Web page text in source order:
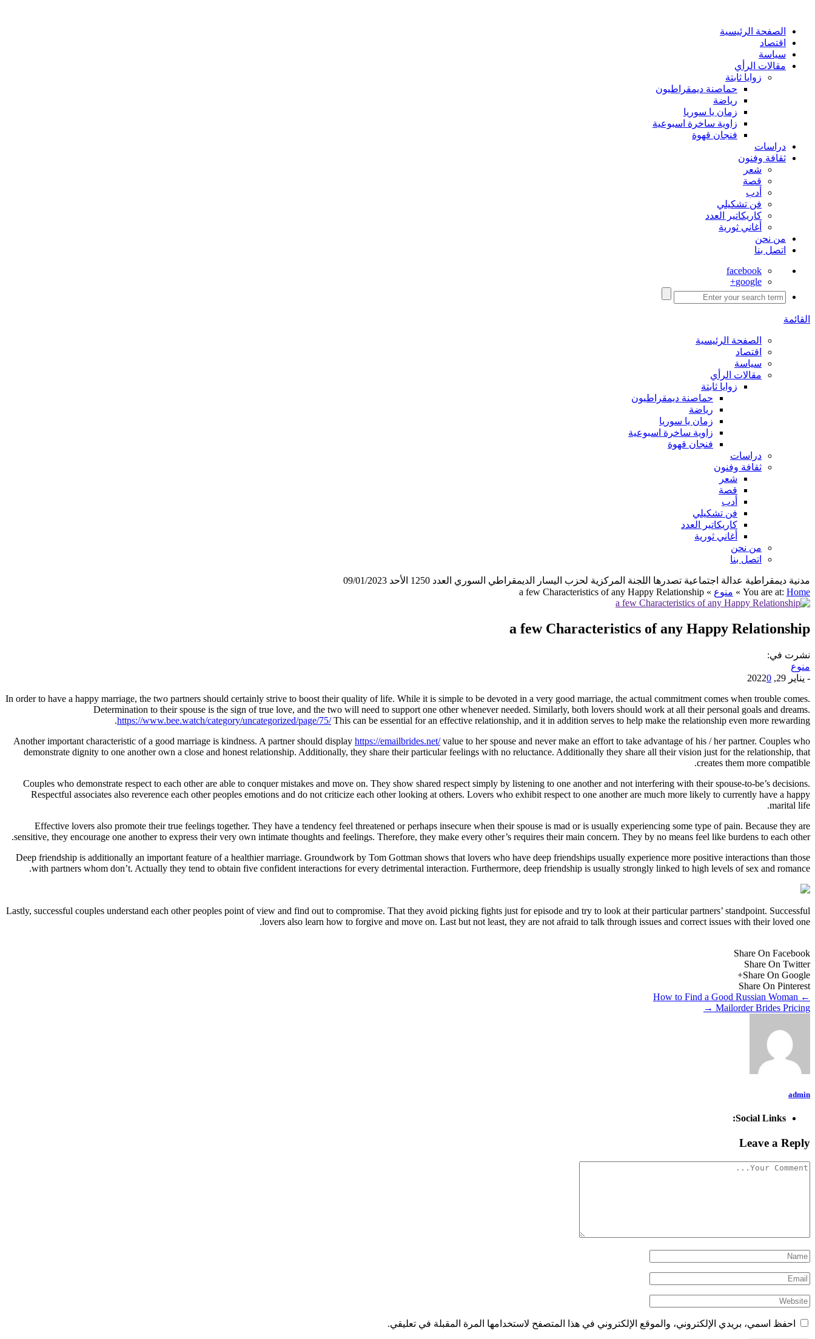
الصفحة الرئيسية
اقتصاد
سياسة
مقالات الرأي
زوايا ثابتة
حماصنة ديمقراطيون
رياضة
زمان يا سوريا
زاوية ساخرة اسبوعية
فنجان قهوة
دراسات
ثقافة وفنون
شعر
قصة
أدب
فن تشكيلي
كاريكاتير العدد
أغاني ثورية
من نحن
اتصل بنا
facebook
google+
القائمة
الصفحة الرئيسية
اقتصاد
سياسة
مقالات الرأي
زوايا ثابتة
حماصنة ديمقراطيون
رياضة
زمان يا سوريا
زاوية ساخرة اسبوعية
فنجان قهوة
دراسات
ثقافة وفنون
شعر
قصة
أدب
فن تشكيلي
كاريكاتير العدد
أغاني ثورية
من نحن
اتصل بنا
مدنية ديمقراطية عدالة اجتماعية تصدرها اللجنة المركزية لحزب اليسار الديمقراطي السوري العدد 1250 الأحد 09/01/2023
You are at: Home
» منوع »
a few Characteristics of any Happy Relationship
a few Characteristics of any Happy Relationship
نشرت في:
منوع
- يناير 29, 2022
0
In order to have a happy marriage, the two partners should certainly strive to boost their quality of life. While it is simple to be devoted in a very good marriage, the actual commitment comes when trouble comes.
Determination to their spouse is the sign of true love, and the two will need to support one other whenever needed. Similarly, both lovers should work at all their personal goals and dreams.
https://www.bee.watch/category/uncategorized/page/75/This can be essential for an effective relationship, and it in addition serves to help make the relationship even more rewarding.
Another important characteristic of a good marriage is kindness. A partner should display https://emailbrides.net/value to her spouse and never make an effort to take advantage of his / her partner. Couples who
demonstrate dignity to one another own a close and honest relationship. Additionally, they share their particular feelings with no reluctance. Additionally they share all their vision just for the relationship, that
creates them more compatible.
Couples who demonstrate respect to each other are able to conquer mistakes and move on. They show shared respect simply by listening to one another and not interfering with their spouse-to-be’s decisions.
Respectful associates also reverence each other peoples emotions and do not criticize each other looking at others. Lovers who exhibit respect to one another are much more likely to currently have a happy
marital life.
Effective lovers also promote their true feelings together. They have a tendency feel threatened or perhaps insecure when their spouse is mad or is usually experiencing some type of pain. Because they are
sensitive, they encourage one another to express their very own intimate thoughts and feelings. Therefore, they make every other’s requires their main concern. They by no means feel like burdens to each other.
Deep friendship is additionally an important feature of a healthier marriage. Groundwork by Tom Gottman shows that lovers who have deep friendships usually experience more positive interactions than those
with partners whom don’t. Actually they tend to obtain five confident interactions for every detrimental interaction. Furthermore, deep friendship is usually strongly linked to high levels of sex and romance.
Lastly, successful couples understand each other peoples point of view and find out to compromise. That they avoid picking fights just for episode and try to look at their particular partners’ standpoint. Successful
lovers also learn how to forgive and move on. Last but not least, they are not afraid to talk through issues and correct issues with their loved one.
Share On Facebook
Share On Twitter
Share On Google+
Share On Pinterest
←
Mailorder Brides Pricing
→
admin
Social Links:
Leave a Reply
احفظ اسمي، بريدي الإلكتروني، والموقع الإلكتروني في هذا المتصفح لاستخدامها المرة المقبلة في تعليقي.